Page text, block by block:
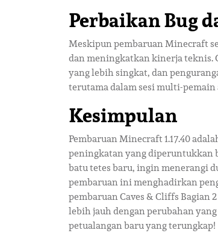
Perbaikan Bug
Meskipun pembaruan Minecraft
dan meningkatkan kinerja teknis.
yang lebih singkat, dan
terutama dalam sesi multi-
Kesimpulan
Pembaruan Minecraft 1.17.40
peningkatan yang diperuntukkan
batu tetes baru, ingin menerangi
pembaruan ini menghadirkan
pembaruan Caves & Cliffs
lebih jauh dengan perubahan
petualangan baru yang terungkap!